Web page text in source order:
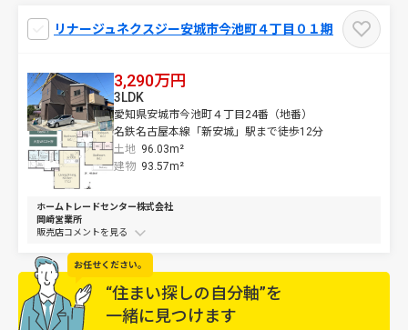
リナージュネクスジー安城市今池町４丁目０１期
3,290万円
愛知県安城市今池町４丁目24番（地番）
名鉄名古屋本線「新安城」駅まで徒歩12分
土地 96.03m²
3LDK
建物 93.57m²
ホームトレードセンター株式会社
岡崎営業所
販売店コメントを
お任せください。
“住まい探しの自分軸”を
一緒に見つけます